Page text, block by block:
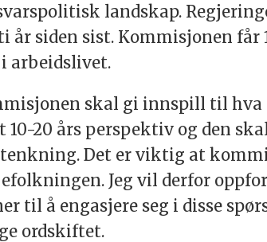
landskap.
siden sist. Kommisjonen får
arbeidslivet.
skal gi innspill til hva
10-20 års perspektiv og den
Det er viktig at
Jeg vil derfor
til å engasjere seg i disse
ordskiftet.